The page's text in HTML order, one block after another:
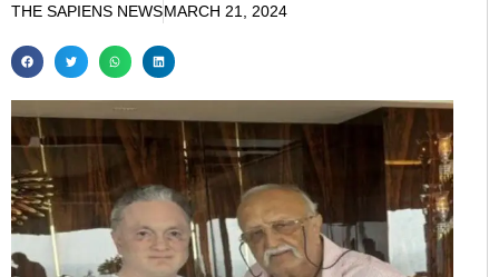
THE SAPIENS NEWSMARCH 21, 2024